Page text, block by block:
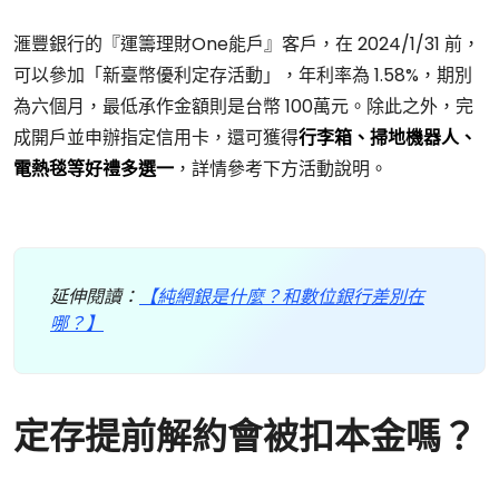
滙豐銀行的『運籌理財One能戶』客戶，在 2024/1/31 前，
可以參加「新臺幣優利定存活動」，年利率為 1.58%，期別
為六個月，最低承作金額則是台幣 100萬元。除此之外，完
成開戶並申辦指定信用卡，還可獲得行李箱、掃地機器人、
電熱毯等好禮多選一 ，詳情參考下方活動說明。
延伸閱讀：
【純網銀是什麼？和數位銀行差別在
哪？】
定存提前解約會被扣本金嗎？